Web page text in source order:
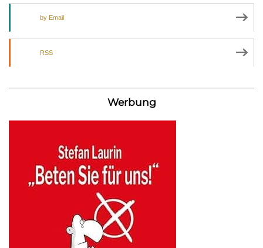
by Email
RSS
Werbung